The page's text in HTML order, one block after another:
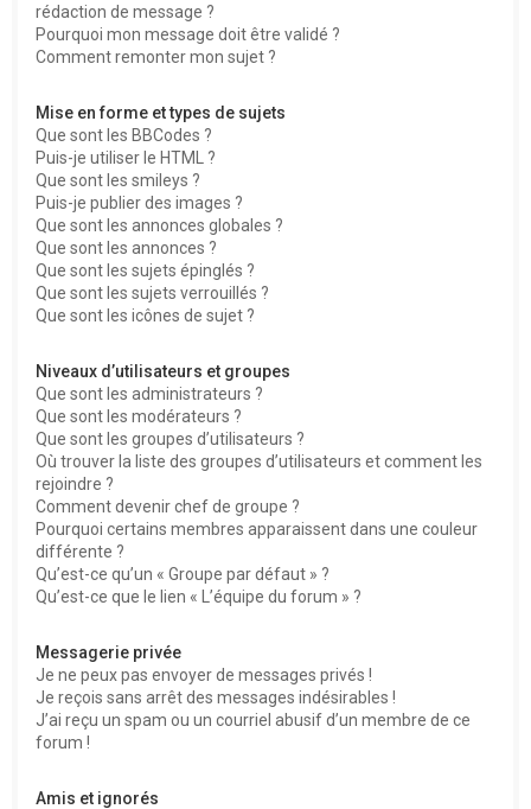
rédaction de message ?
Pourquoi mon message doit être validé ?
Comment remonter mon sujet ?
Mise en forme et types de sujets
Que sont les BBCodes ?
Puis-je utiliser le HTML ?
Que sont les smileys ?
Puis-je publier des images ?
Que sont les annonces globales ?
Que sont les annonces ?
Que sont les sujets épinglés ?
Que sont les sujets verrouillés ?
Que sont les icônes de sujet ?
Niveaux d’utilisateurs et groupes
Que sont les administrateurs ?
Que sont les modérateurs ?
Que sont les groupes d’utilisateurs ?
Où trouver la liste des groupes d’utilisateurs et comment les
rejoindre ?
Comment devenir chef de groupe ?
Pourquoi certains membres apparaissent dans une couleur
différente ?
Qu’est-ce qu’un « Groupe par défaut » ?
Qu’est-ce que le lien « L’équipe du forum » ?
Messagerie privée
Je ne peux pas envoyer de messages privés !
Je reçois sans arrêt des messages indésirables !
J’ai reçu un spam ou un courriel abusif d’un membre de ce
forum !
Amis et ignorés